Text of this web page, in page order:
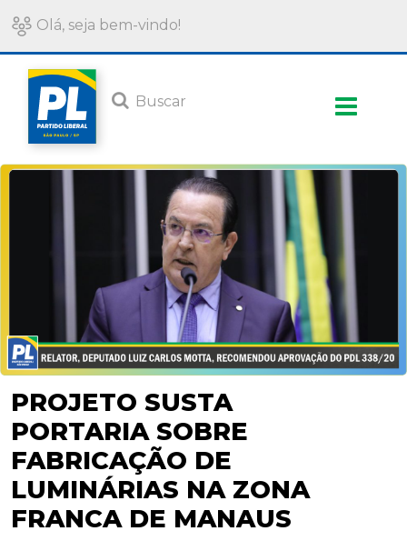
Olá, seja bem-vindo!
PROJETO SUSTA
PORTARIA SOBRE
FABRICAÇÃO DE
LUMINÁRIAS NA ZONA
FRANCA DE MANAUS